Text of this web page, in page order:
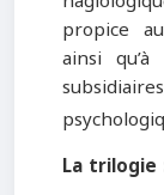
propice
ainsi
La